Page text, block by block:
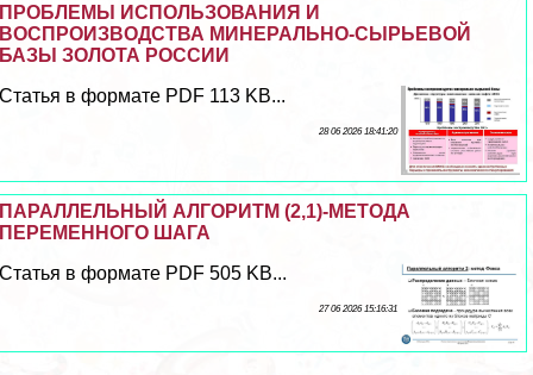
ПРОБЛЕМЫ ИСПОЛЬЗОВАНИЯ И
ВОСПРОИЗВОДСТВА МИНЕРАЛЬНО-СЫРЬЕВОЙ
БАЗЫ ЗОЛОТА РОССИИ
Статья в формате PDF 113 KB...
28 06 2026 18:41:20
ПАРАЛЛЕЛЬНЫЙ АЛГОРИТМ (2,1)-МЕТОДА
ПЕРЕМЕННОГО ШАГА
Статья в формате PDF 505 KB...
27 06 2026 15:16:31